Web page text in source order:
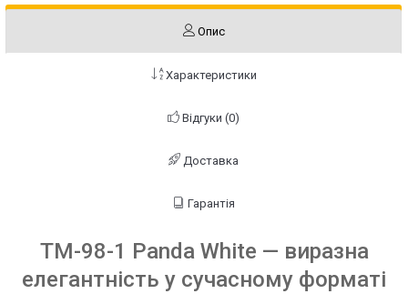
Опис
Характеристики
Відгуки (0)
Доставка
Гарантія
TM-98-1 Panda White — виразна
елегантність у сучасному форматі